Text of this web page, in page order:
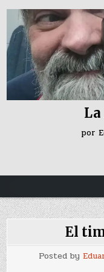
Skip
content
por
El
Posted by